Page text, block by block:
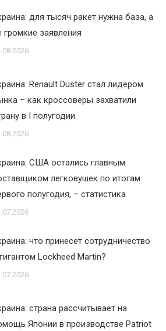
для тысяч ракет нужна база, а
громкие заявления
Renault Duster стал лидером
– как кроссоверы захватили
в I полугодии
США остались главным
легковушек по итогам
полугодия, – статистика
что принесет сотрудничество
Lockheed Martin?
страна рассчитывает на
Японии в производстве Patriot